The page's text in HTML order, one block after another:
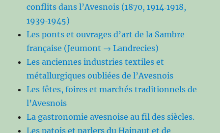
conflits dans l’Avesnois (1870, 1914‑1918,
1939‑1945)
Les ponts et ouvrages d’art de la Sambre
française (Jeumont → Landrecies)
Les anciennes industries textiles et
métallurgiques oubliées de l’Avesnois
Les fêtes, foires et marchés traditionnels de
l’Avesnois
La gastronomie avesnoise au fil des siècles.
Les patois et parlers du Hainaut et de